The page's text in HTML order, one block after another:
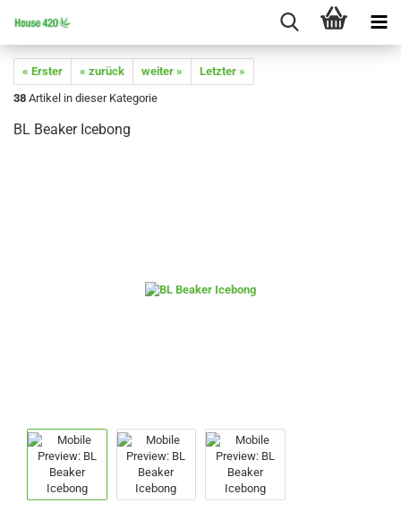
« Erster « zurück weiter »
Letzter »
38 Artikel in dieser Kategorie
BL Beaker Icebong